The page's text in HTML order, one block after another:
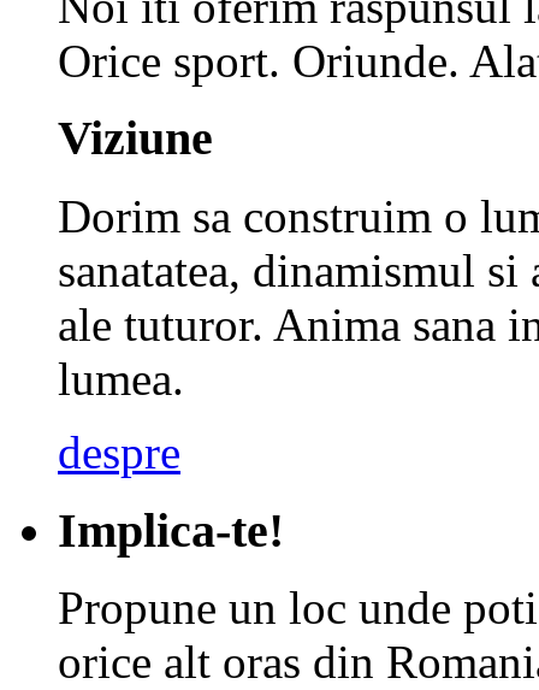
Orice sport. Oriunde.
Viziune
Dorim sa construim o
sanatatea, dinamismul
ale tuturor. Anima sana
lumea.
despre
Implica-te!
Propune un loc unde
orice alt oras din